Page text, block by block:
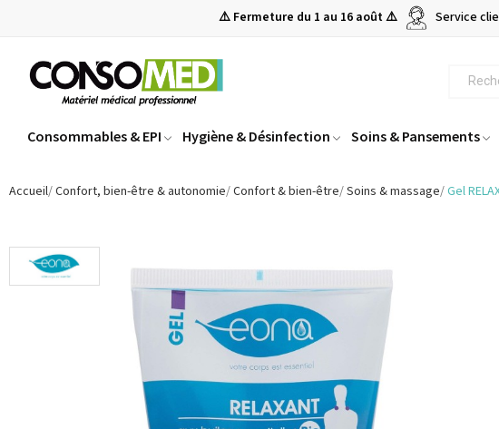
⚠️ Fermeture du 1 au 16 août ⚠️ Service
Consommables & EPI Hygiène & Désinfection Soins & Pansements
Accueil Confort, bien-être & autonomie Confort & bien-être Soins & massage Gel